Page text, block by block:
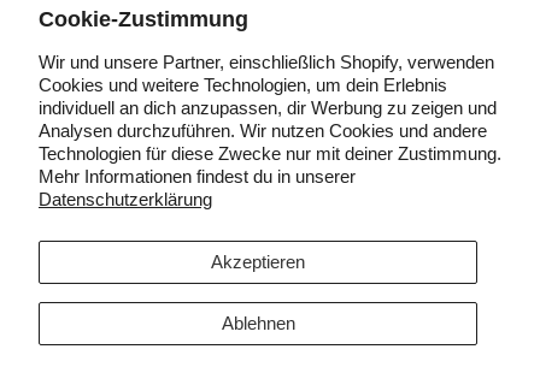
Cookie-Zustimmung
Wir und unsere Partner, einschließlich Shopify, verwenden
Cookies und weitere Technologien, um dein Erlebnis
individuell an dich anzupassen, dir Werbung zu zeigen und
Analysen durchzuführen. Wir nutzen Cookies und andere
Technologien für diese Zwecke nur mit deiner Zustimmung.
Mehr Informationen findest du in unserer
Datenschutzerklärung
Akzeptieren
Ablehnen
Deutschland (EUR €)
Folgen Sie uns
Wir akzeptieren